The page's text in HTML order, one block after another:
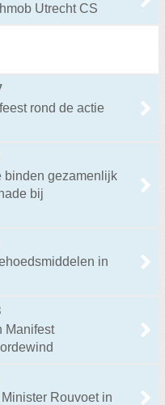
Utrecht CS
rond de actie
binden gezamenlijk
bij
in
Manifest
Rouvoet in